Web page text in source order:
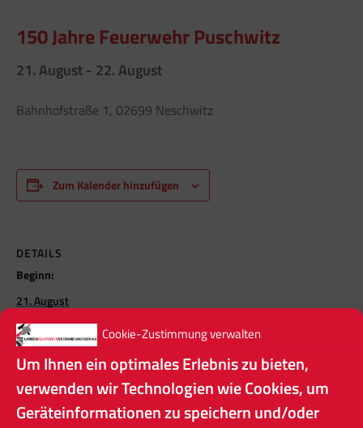
Cookie-Zustimmung verwalten
Um Ihnen ein optimales Erlebnis zu bieten,
verwenden wir Technologien wie Cookies, um
Geräteinformationen zu speichern und/oder
150 Jahre Feuerwehr Puschwitz
21. August- 22. August
Bahnhofstraße 1, 02699 Neschwitz
Zum Kalender hinzufügen
DETAILS
Beginn:
21. August
Ende:
22. August
Veranstaltungskategorien:
Allgemein
FB Historik, Öffentliche Veranstaltungen